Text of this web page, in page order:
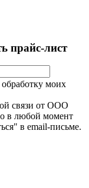
прайс-лист
моих
связи от ООО
в любой момент
в email-письме.